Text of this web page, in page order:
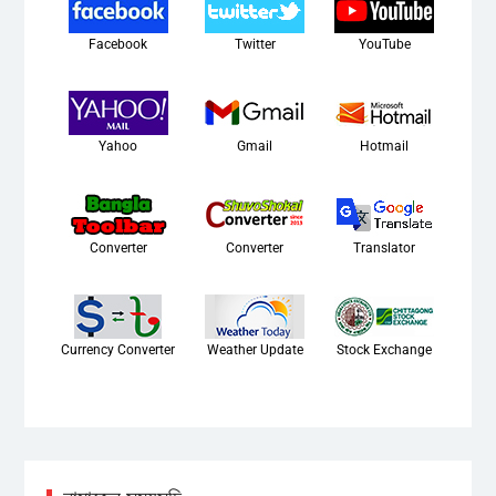
Facebook Twitter YouTube
Yahoo Gmail Hotmail
Converter Converter Translator
Currency Converter Weather Update Stock Exchange